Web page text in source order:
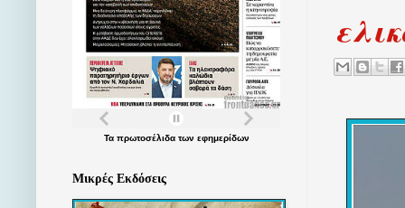
Τα πρωτοσέλιδατων εφημερίδων
Μικρές Εκδόσεις